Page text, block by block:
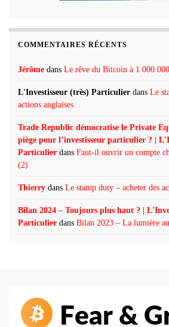
COMMENTAIRES RÉCENTS
Jérôme dans Le rêve du Bitcoin à 1 000
L'Investisseur (très) Particulier dans Le
actions anglaises
Trade Republic démocratise le Private
piège pour l’investisseur particulier ? |
Particulier dans Faut-il ouvrir un compte
(2)
Thierry dans Le stamp duty – acheter des
Bilan 2024 – Toujours plus haut ? |
Particulier dans Bilan 2023 – La lumière